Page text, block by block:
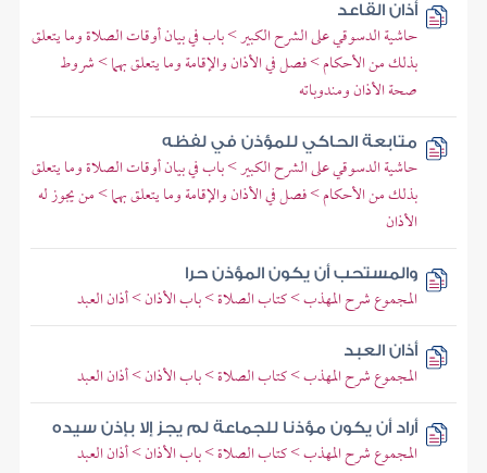
أذان القاعد
حاشية الدسوقي على الشرح الكبير > باب في بيان أوقات الصلاة وما يتعلق
بذلك من الأحكام > فصل في الأذان والإقامة وما يتعلق بهما > شروط
صحة الأذان ومندوباته
متابعة الحاكي للمؤذن في لفظه
حاشية الدسوقي على الشرح الكبير > باب في بيان أوقات الصلاة وما يتعلق
بذلك من الأحكام > فصل في الأذان والإقامة وما يتعلق بهما > من يجوز له
الأذان
والمستحب أن يكون المؤذن حرا
المجموع شرح المهذب > كتاب الصلاة > باب الأذان > أذان العبد
أذان العبد
المجموع شرح المهذب > كتاب الصلاة > باب الأذان > أذان العبد
أراد أن يكون مؤذنا للجماعة لم يجز إلا بإذن سيده
المجموع شرح المهذب > كتاب الصلاة > باب الأذان > أذان العبد